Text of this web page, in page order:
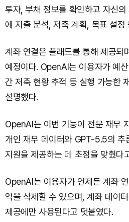
투자, 부채 정보를 확인하고 자신
에 지출 분석, 저축 계획, 목표 설정
계좌 연결은 플래드를 통해 제공되
예정이다. OpenAI는 이용자가 예
간 저축 현황 추적 등 실행 가능한
설명했다.
OpenAI는 이번 기능이 전문 재무
개인 재무 데이터와 GPT-5.5의 추
지원을 제공하는 데 초점을 맞췄다
OpenAI는 이용자가 언제든 계좌
억을 삭제할 수 있으며, 계좌 데이
제공에만 사용된다고 덧붙였다.